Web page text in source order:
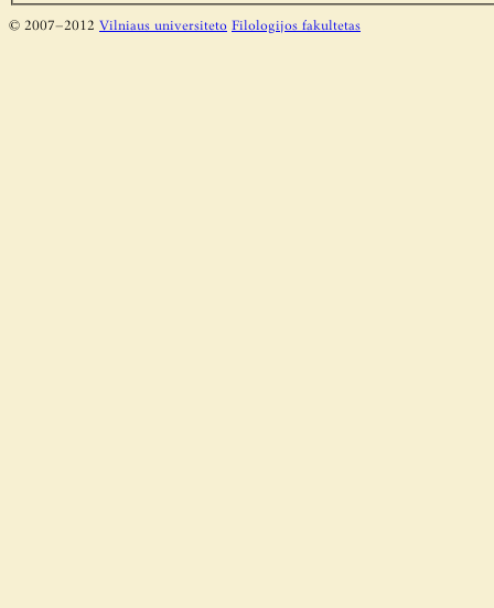
© 2007–2012 Vilniaus universiteto Filologijos fakultetas